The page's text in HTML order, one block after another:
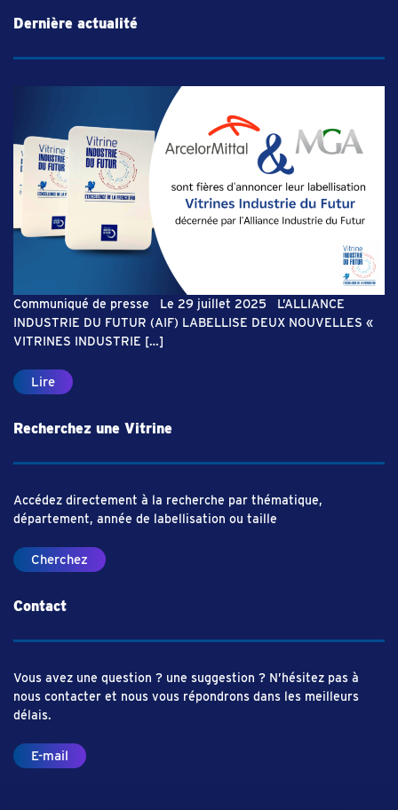
Dernière actualité
Communiqué de presse Le 29 juillet 2025 L’ALLIANCE
INDUSTRIE DU FUTUR (AIF) LABELLISE DEUX NOUVELLES «
VITRINES INDUSTRIE […]
Lire
Recherchez une Vitrine
Accédez directement à la recherche par thématique,
département, année de labellisation ou taille
Cherchez
Contact
Vous avez une question ? une suggestion ? N’hésitez pas à
nous contacter et nous vous répondrons dans les meilleurs
délais.
E-mail